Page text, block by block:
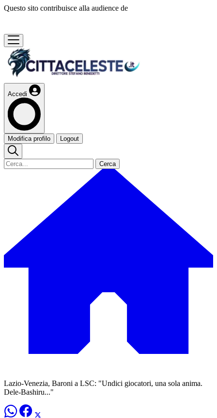
Questo sito contribuisce alla audience de
Accedi
Modifica profilo Logout
Cerca
Lazio-Venezia, Baroni a LSC: "Undici giocatori, una sola anima.
Dele-Bashiru..."